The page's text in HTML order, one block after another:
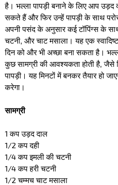
है। भल्ला पापड़ी बनाने के लिए आप
सकते हैं और फिर उन्हें पापड़ी के साथ
अपनी पसंद के अनुसार कई टॉपिंग्स के
चटनी, और चाट मसाला। यह एक
दिन को और भी अच्छा बना सकता है।
कुछ सामग्री की आवश्यकता होती है, जैसे
पापड़ी। यह मिनटों में बनकर तैयार हो
करेगा।
सामग्री
1 कप उड़द दाल
1/2 कप दही
1/4 कप इमली की चटनी
1/4 कप हरी चटनी
1/2 चम्मच चाट मसाला